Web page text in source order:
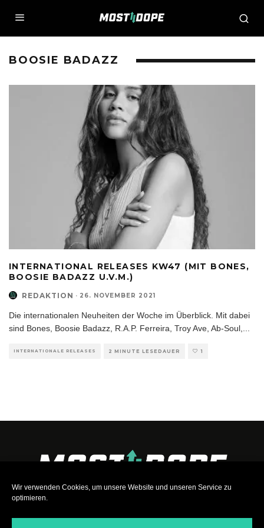
Wir verwenden Cookies, um unsere Website und unseren Service zu
optimieren.
BOOSIE BADAZZ
INTERNATIONAL RELEASES KW47 (MIT BONES,
BOOSIE BADAZZ U.V.M.)
REDAKTION · 26. NOVEMBER 2021
Die internationalen Neuheiten der Woche im Überblick. Mit dabei
sind Bones, Boosie Badazz, R.A.P. Ferreira, Troy Ave, Ab-Soul,
INTERNATIONALE RELEASES 2 MINUTE LESEDAUER 1